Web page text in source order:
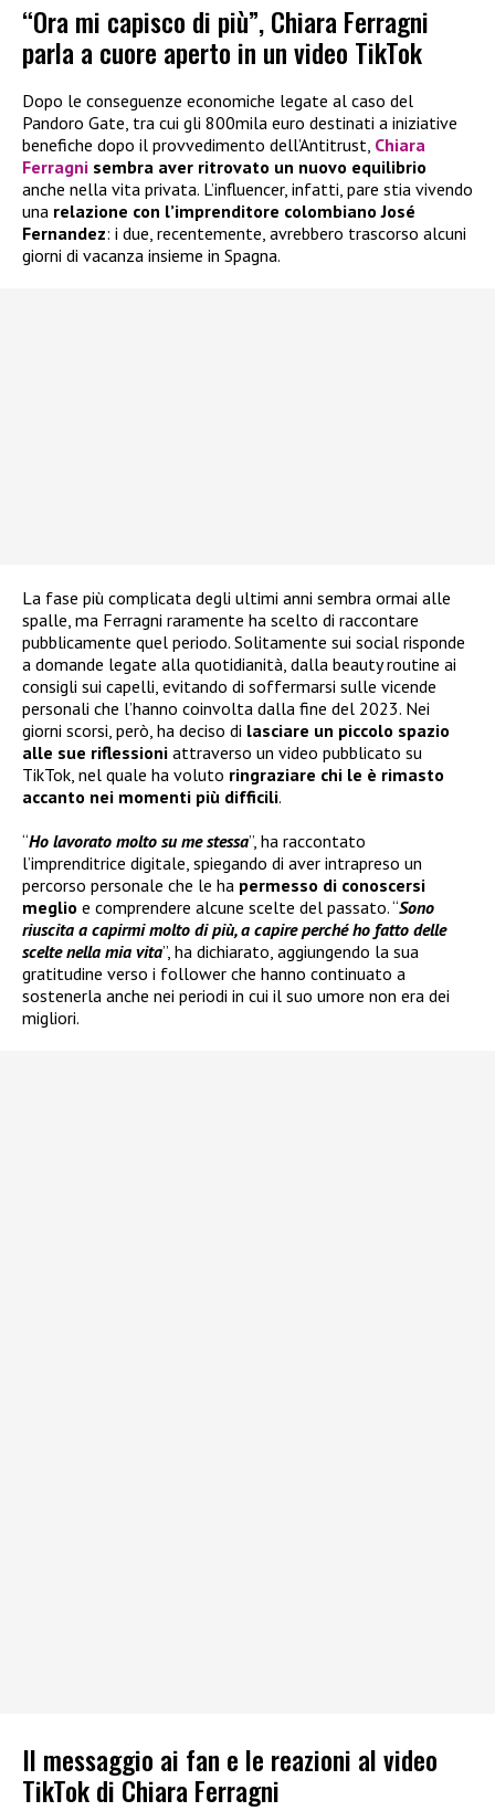
“Ora mi capisco di più”, Chiara Ferragni
parla a cuore aperto in un video TikTok
Dopo le conseguenze economiche legate al caso del
Pandoro Gate, tra cui gli 800mila euro destinati a iniziative
benefiche dopo il provvedimento dell’Antitrust, Chiara
Ferragni sembra aver ritrovato un nuovo equilibrio
anche nella vita privata. L’influencer, infatti, pare stia vivendo
una relazione con l’imprenditore colombiano José
Fernandez: i due, recentemente, avrebbero trascorso alcuni
giorni di vacanza insieme in Spagna.
La fase più complicata degli ultimi anni sembra ormai alle
spalle, ma Ferragni raramente ha scelto di raccontare
pubblicamente quel periodo. Solitamente sui social risponde
a domande legate alla quotidianità, dalla beauty routine ai
consigli sui capelli, evitando di soffermarsi sulle vicende
personali che l’hanno coinvolta dalla fine del 2023. Nei
giorni scorsi, però, ha deciso di lasciare un piccolo spazio
alle sue riflessioni attraverso un video pubblicato su
TikTok, nel quale ha voluto ringraziare chi le è rimasto
accanto nei momenti più difficili.
“Ho lavorato molto su me stessa”, ha raccontato
l’imprenditrice digitale, spiegando di aver intrapreso un
percorso personale che le ha permesso di conoscersi
meglio e comprendere alcune scelte del passato. “Sono
riuscita a capirmi molto di più, a capire perché ho fatto delle
scelte nella mia vita”, ha dichiarato, aggiungendo la sua
gratitudine verso i follower che hanno continuato a
sostenerla anche nei periodi in cui il suo umore non era dei
migliori.
Il messaggio ai fan e le reazioni al video
TikTok di Chiara Ferragni